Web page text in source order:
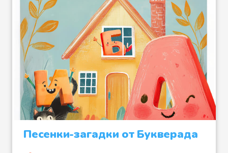
Песенки-загадки от Букверада